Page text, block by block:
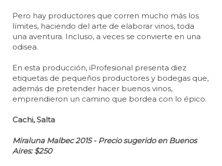
Pero hay productores que corren mucho más los
límites, haciendo del arte de elaborar vinos, toda
una aventura. Incluso, a veces se convierte en una
odisea.
En esta producción, iProfesional presenta diez
etiquetas de pequeños productores y bodegas que,
además de pretender hacer buenos vinos,
emprendieron un camino que bordea con lo épico.
Cachi, Salta
Miraluna Malbec 2015 - Precio sugerido en Buenos
Aires: $250